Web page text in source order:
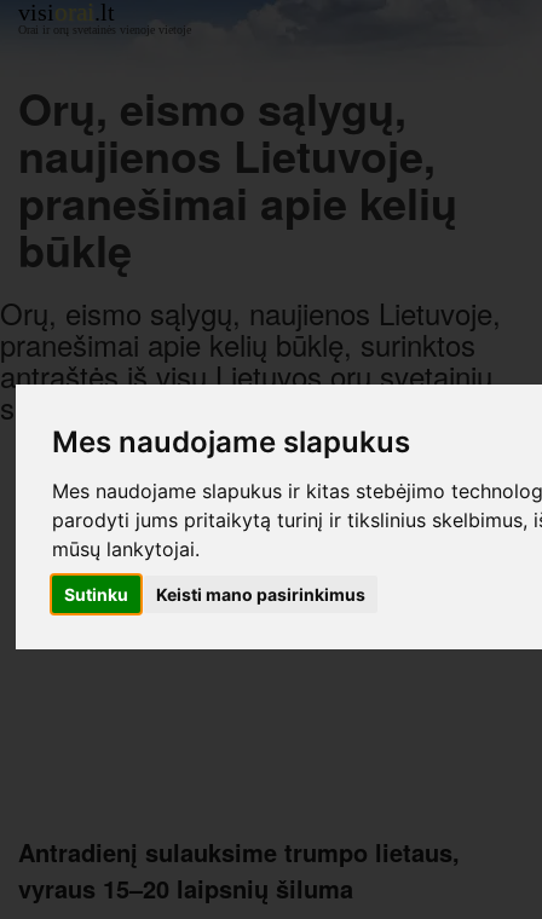
Mes naudojame slapukus
Mes naudojame slapukus ir kitas stebėjimo
parodyti jums pritaikytą turinį ir tikslinius skelbimus,
mūsų lankytojai.
Sutinku Keisti mano pasirinkimus
visiorai.lt
Orai ir orų svetainės vienoje vietoje
Orų, eismo sąlygų,
naujienos Lietuvoje,
pranešimai apie kelių
būklę
Orų, eismo sąlygų, naujienos Lietuvoje,
pranešimai apie kelių būklę, surinktos
antraštės iš visų Lietuvos orų svetainių,
sugrupuotos pagal datą ir laiką.
R E K L A M A
Antradienį sulauksime trumpo lietaus,
vyraus 15–20 laipsnių šiluma